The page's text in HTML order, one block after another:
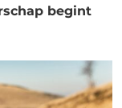
begint